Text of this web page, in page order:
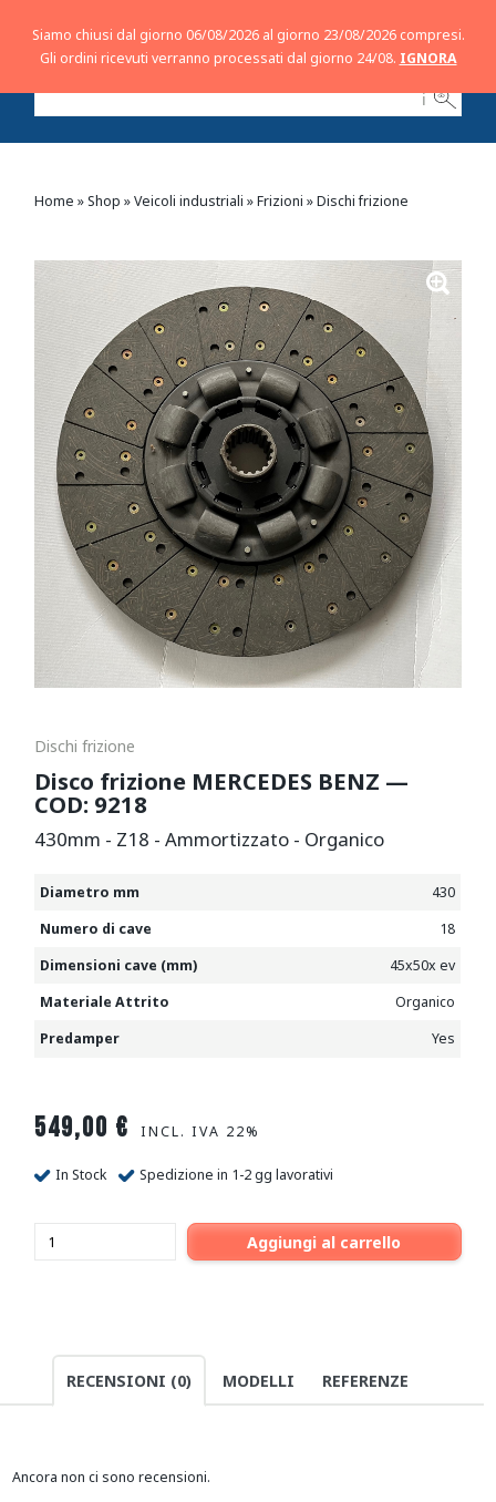
ℹ
Home »Shop »Veicoli industriali »Frizioni »Dischi frizione
Dischi frizione
Disco frizione MERCEDES BENZ —
COD: 9218
430mm - Z18 - Ammortizzato - Organico
Diametro mm
430
Numero di cave
18
Dimensioni cave (mm)
45x50x ev
Materiale Attrito
Organico
Predamper
Yes
549,00 € INCL. IVA 22%
In Stock Spedizione in 1-2 gg lavorativi
Aggiungi al carrello
RECENSIONI (0) MODELLI REFERENZE
Ancora non ci sono recensioni.
Siamo chiusi dal giorno 06/08/2026 al giorno 23/08/2026 compresi.
Gli ordini ricevuti verranno processati dal giorno 24/08. IGNORA